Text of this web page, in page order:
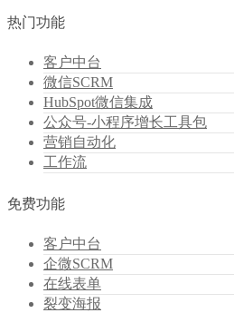
热门功能
客户中台
微信SCRM
HubSpot微信集成
公众号-小程序增长工具包
营销自动化
工作流
免费功能
客户中台
企微SCRM
在线表单
裂变海报